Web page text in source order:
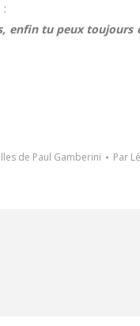
tu peux toujours
de Paul Gamberini Par